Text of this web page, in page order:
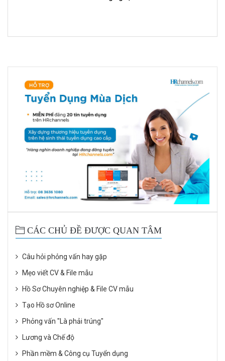
CÁC CHỦ ĐỀ ĐƯỢC QUAN TÂM
Câu hỏi phỏng vấn hay gặp
Mẹo viết CV & File mẫu
Hồ Sơ Chuyên nghiệp & File CV mẫu
Tạo Hồ sơ Online
Phỏng vấn "Là phải trúng"
Lương và Chế độ
Phần mềm & Công cụ Tuyển dụng